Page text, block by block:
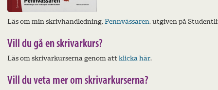
Läs om min skrivhandledning, Pennvässaren, utgiven på
Vill du gå en skrivarkurs?
Läs om skrivarkurserna genom attklicka här.
Vill du veta mer om skrivarkurserna?